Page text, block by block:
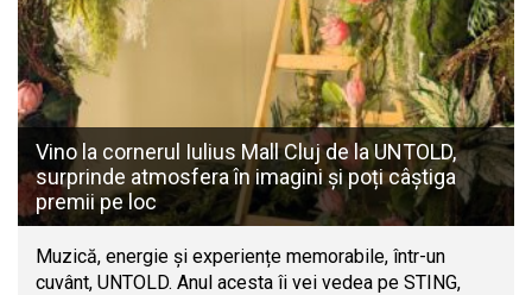
Vino la cornerul Iulius Mall Cluj de la UNTOLD,
surprinde atmosfera în imagini și poți câștiga
premii pe loc
Muzică, energie și experiențe memorabile, într-un
cuvânt, UNTOLD. Anul acesta îi vei vedea pe STING,